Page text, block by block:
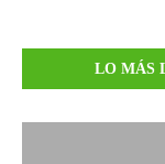
LO MÁS